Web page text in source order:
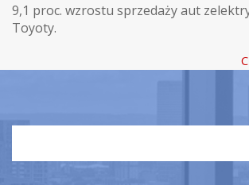
9,1 proc. wzrostu sprzedaży aut
Toyoty.